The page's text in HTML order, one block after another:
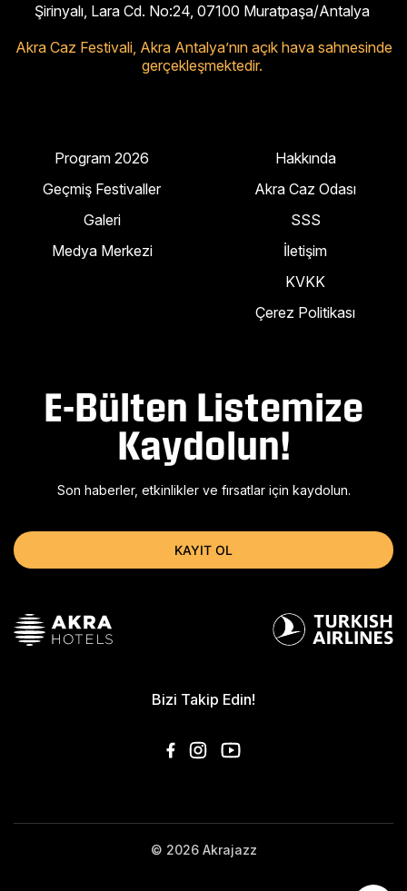
Şirinyalı, Lara Cd. No:24, 07100 Muratpaşa/Antalya
Akra Caz Festivali, Akra Antalya’nın açık hava sahnesinde
gerçekleşmektedir.
Program 2026
Geçmiş Festivaller
Galeri
Medya Merkezi
Hakkında
Akra Caz Odası
SSS
İletişim
KVKK
Çerez Politikası
E-Bülten Listemize
Kaydolun!
Son haberler, etkinlikler ve fırsatlar için kaydolun.
KAYIT OL
Bizi Takip Edin!
© 2026 Akrajazz